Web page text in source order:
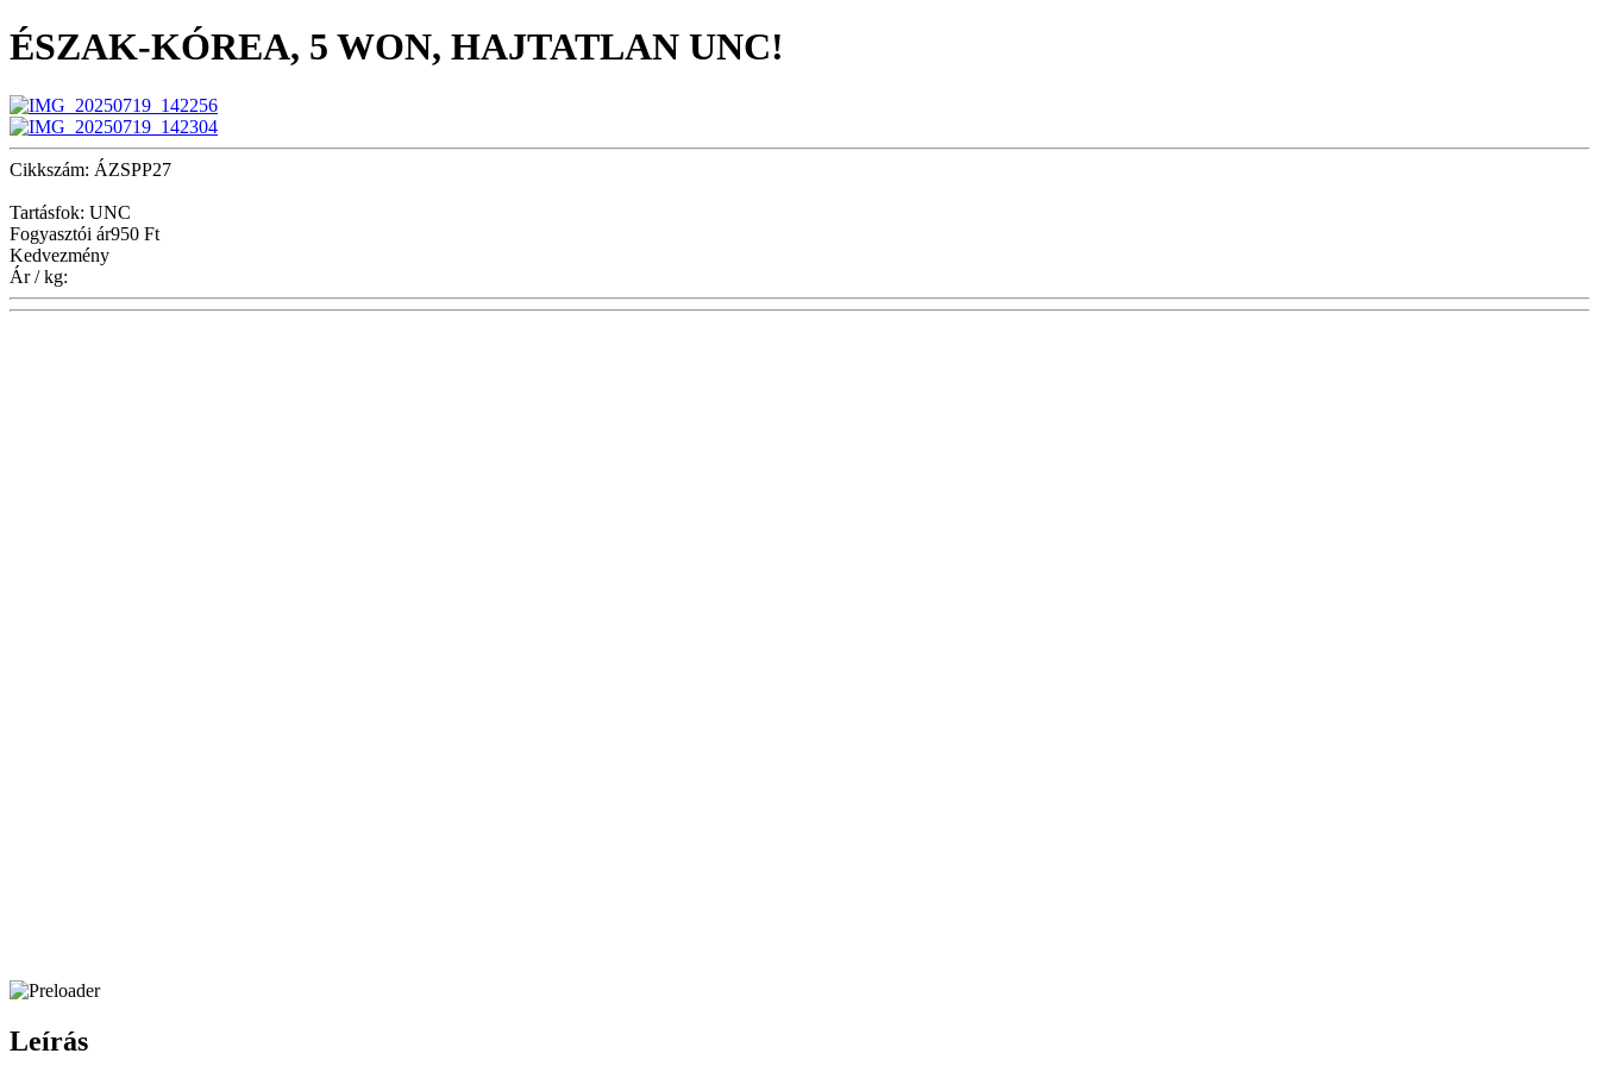
ÉSZAK-KÓREA, 5 WON, HAJTATLAN UNC!
Cikkszám: ÁZSPP27
Tartásfok: UNC
Fogyasztói ár950 Ft
Kedvezmény
Ár / kg:
Leírás